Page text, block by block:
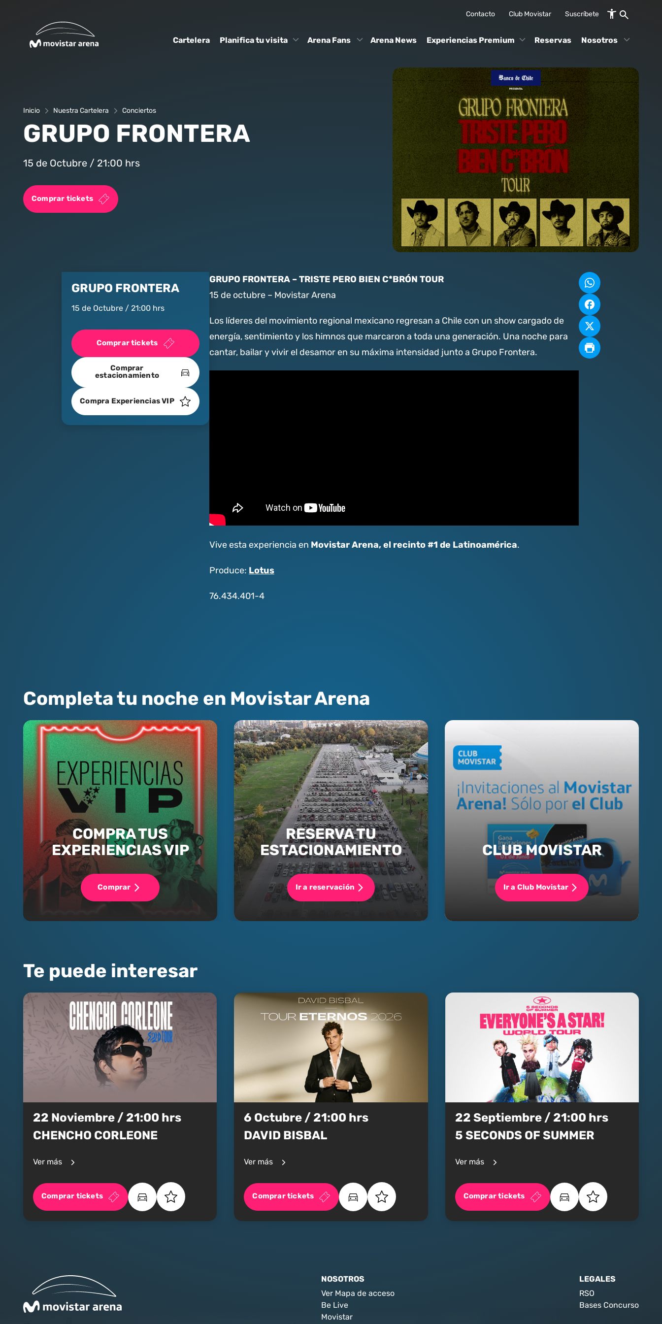
Contacto Club Movistar Suscríbete
Cartelera Planifica tu visita Arena Fans Arena News Experiencias Premium Reservas Nosotros
Inicio Nuestra Cartelera Conciertos
GRUPO FRONTERA
15 de Octubre / 21:00 hrs
Comprar tickets
GRUPO FRONTERA
15 de Octubre / 21:00 hrs
Comprar tickets
Comprar
estacionamiento
Compra Experiencias VIP
GRUPO FRONTERA – TRISTE PERO BIEN C*BRÓN TOUR
15 de octubre – Movistar Arena
Los líderes del movimiento regional mexicano regresan a Chile con un show cargado de
energía, sentimiento y los himnos que marcaron a toda una generación. Una noche para
cantar, bailar y vivir el desamor en su máxima intensidad junto a Grupo Frontera.
Vive esta experiencia en Movistar Arena, el recinto #1 de Latinoamérica.
Produce:Lotus
76.434.401-4
Completa tu noche en Movistar Arena
COMPRA TUS
EXPERIENCIAS VIP
Comprar
RESERVA TU
ESTACIONAMIENTO
Ir a reservación
CLUB MOVISTAR
Ir a Club Movistar
Te puede interesar
22 Noviembre / 21:00 hrs
CHENCHO CORLEONE
Ver más
Comprar tickets
6 Octubre / 21:00 hrs
DAVID BISBAL
Ver más
Comprar tickets
22 Septiembre / 21:00 hrs
5 SECONDS OF SUMMER
Ver más
Comprar tickets
NOSOTROS
Ver Mapa de acceso
Be Live
Movistar
LEGALES
RSO
Bases Concurso